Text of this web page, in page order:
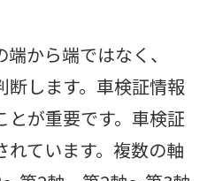
から端ではなく、
断します。車検証情報
とが重要です。車検証
れています。複数の軸